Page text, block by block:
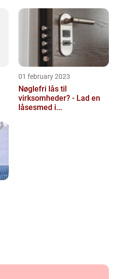
01 february 2023
Nøglefri lås til
virksomheder? - Lad en
låsesmed i...